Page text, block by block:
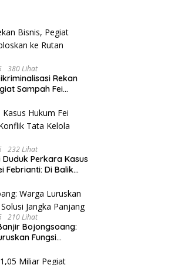
380 Lihat
Rekan
Sampah Fei
232 Lihat
Duduk Perkara Kasus
Febrianti: Di Balik
Bersinar
210 Lihat
Bojongsoang:
Fungsi